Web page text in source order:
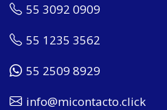
55 3092 0909
55 1235 3562
55 2509 8929
info@micontacto.click